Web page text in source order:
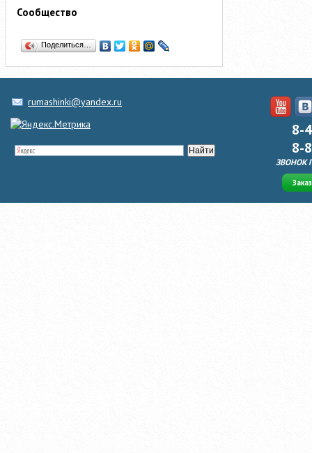
Сообщество
Поделиться…
rumashinki@yandex.ru
8-
8-
ЗВОНОК